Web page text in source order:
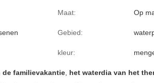
Maat: Op
Gebied:
kleur:
de familievakantie het waterdia van het